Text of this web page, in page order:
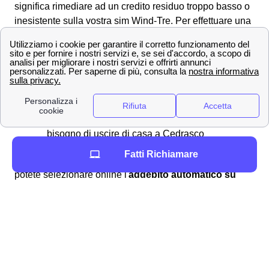
significa rimediare ad un credito residuo troppo basso o
inesistente sulla vostra sim Wind-Tre. Per effettuare una
Recarsi in banca o altabacchinodi
Cedrasco
Pagare con addebito su conto corrente o
paypal sul sito ufficiale di Wind Tre, senza
bisogno di uscire di casa a Cedrasco
In aggiunta, per effettuare la vostra ricarica a Cedrasco
potete selezionare online l'addebito automatico su
Fatti Richiamare